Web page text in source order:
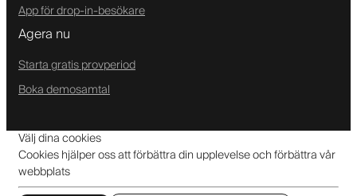
App för drop-in-besökare
Agera nu
Starta gratis provperiod
Boka demosamtal
Välj dina cookies
Cookies hjälper oss att förbättra din upplevelse och förbättra vår
webbplats